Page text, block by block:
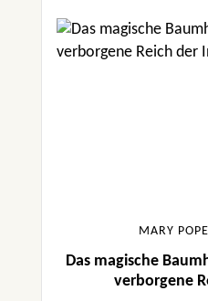
MARY
Das magische
verborgene